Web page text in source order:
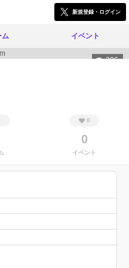
新規登録・ログイン
ム イベント
306
0
0
イベント